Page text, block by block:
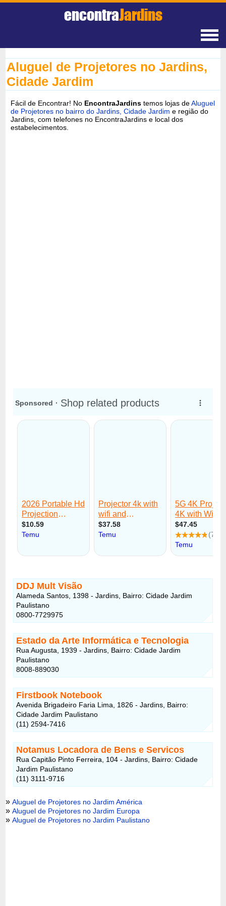
encontraJardins
Aluguel de Projetores no Jardins,
Cidade Jardim
Fácil de Encontrar! No EncontraJardins temos lojas deAluguel
de Projetores no bairro do Jardins, Cidade Jardim e região do
Jardins, com telefones no EncontraJardins e local dos
estabelecimentos.
DDJ Mult Visão
Alameda Santos, 1398 - Jardins, Bairro: Cidade Jardim
Paulistano
0800-7729975
Estado da Arte Informática e Tecnologia
Rua Augusta, 1939 - Jardins, Bairro: Cidade Jardim
Paulistano
8008-889030
Firstbook Notebook
Avenida Brigadeiro Faria Lima, 1826 - Jardins, Bairro:
Cidade Jardim Paulistano
(11) 2594-7416
Notamus Locadora de Bens e Servicos
Rua Capitão Pinto Ferreira, 104 - Jardins, Bairro: Cidade
Jardim Paulistano
(11) 3111-9716
»Aluguel de Projetores no Jardim América
»Aluguel de Projetores no Jardim Europa
»Aluguel de Projetores no Jardim Paulistano